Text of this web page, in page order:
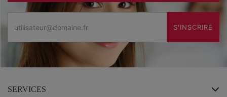
S'INSCRIRE
SERVICES